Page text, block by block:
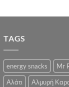
TAGS
energy snacks Mr
Αλάτι
Αλμυρή